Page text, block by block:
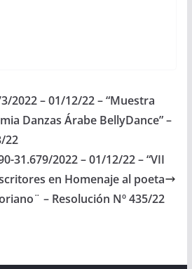
de2022 – 01/12/22 – “Muestra
Danzas Árabe BellyDance” –
22
31.679/2022 – 01/12/22 – “VII
en Homenaje al poeta
– Resolución Nº 435/22